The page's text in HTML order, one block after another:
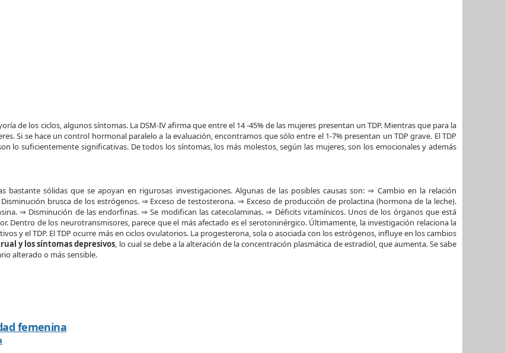
de los ciclos, algunos síntomas. La DSM-IV afirma que entre el 14 -45% de las mujeres presentan un TDP. Mientras que para la
Si se hace un control hormonal paralelo a la evaluación, encontramos que sólo entre el 1-7% presentan un TDP grave. El TDP
lo suficientemente significativas. De todos los síntomas, los más molestos, según las mujeres, son los emocionales y además
bastante sólidas que se apoyan en rigurosas investigaciones. Algunas de las posibles causas son: ⇒ Cambio en la relación
brusca de los estrógenos. ⇒ Exceso de testosterona. ⇒ Exceso de producción de prolactina (hormona de la leche).
⇒ Disminución de las endorfinas. ⇒ Se modifican las catecolaminas. ⇒ Déficits vitamínicos. Unos de los órganos que está
Dentro de los neurotransmisores, parece que el más afectado es el serotoninérgico. Últimamente, la investigación relaciona la
y el TDP. El TDP ocurre más en ciclos ovulatorios. La progesterona, sola o asociada con los estrógenos, influye en los cambios
y los síntomas depresivos, lo cual se debe a la alteración de la concentración plasmática de estradiol, que aumenta. Se sabe
alterado o más sensible.
femenina